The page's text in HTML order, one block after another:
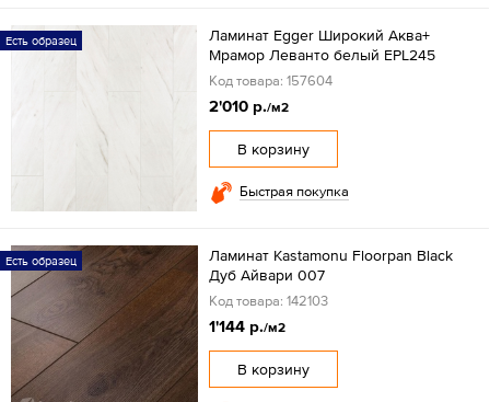
Есть образец
Ламинат Egger Широкий Аква+
Мрамор Леванто белый EPL245
Код товара: 157604
2'010 р./м2
В корзину
Быстрая покупка
Есть образец
Ламинат Kastamonu Floorpan Black
Дуб Айвари 007
Код товара: 142103
1'144 р./м2
В корзину